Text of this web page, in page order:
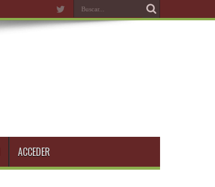
ACCEDER